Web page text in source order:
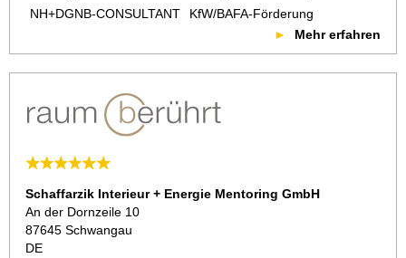
NH+DGNB-CONSULTANT
KfW/BAFA-Förderung
Mehr erfahren
Schaffarzik Interieur + Energie Mentoring GmbH
An der Dornzeile 10
87645 Schwangau
DE